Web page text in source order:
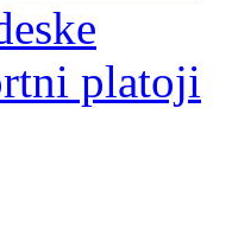
platoji